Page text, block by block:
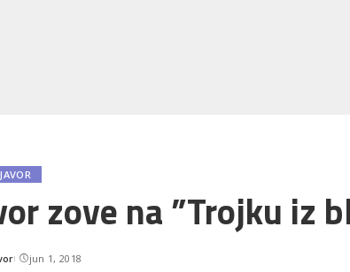
zove na ”Trojku iz
jun 1, 2018